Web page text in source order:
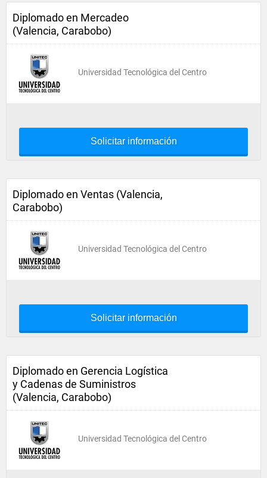
Diplomado en Mercadeo
(Valencia, Carabobo)
Universidad Tecnológica del Centro
Solicitar información
Diplomado en Ventas (Valencia,
Carabobo)
Universidad Tecnológica del Centro
Solicitar información
Diplomado en Gerencia Logística
y Cadenas de Suministros
(Valencia, Carabobo)
Universidad Tecnológica del Centro